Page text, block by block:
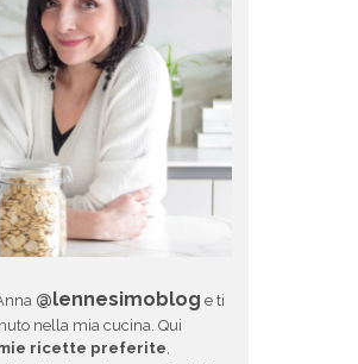
@lennesimoblog e ti
nella mia cucina. Qui
ricette preferite,